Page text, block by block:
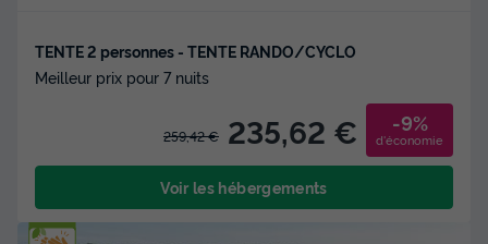
TENTE 2 personnes - TENTE RANDO/CYCLO
Meilleur prix pour 7 nuits
259,42 € 235,62 € -9%
d'économie
Voir les hébergements